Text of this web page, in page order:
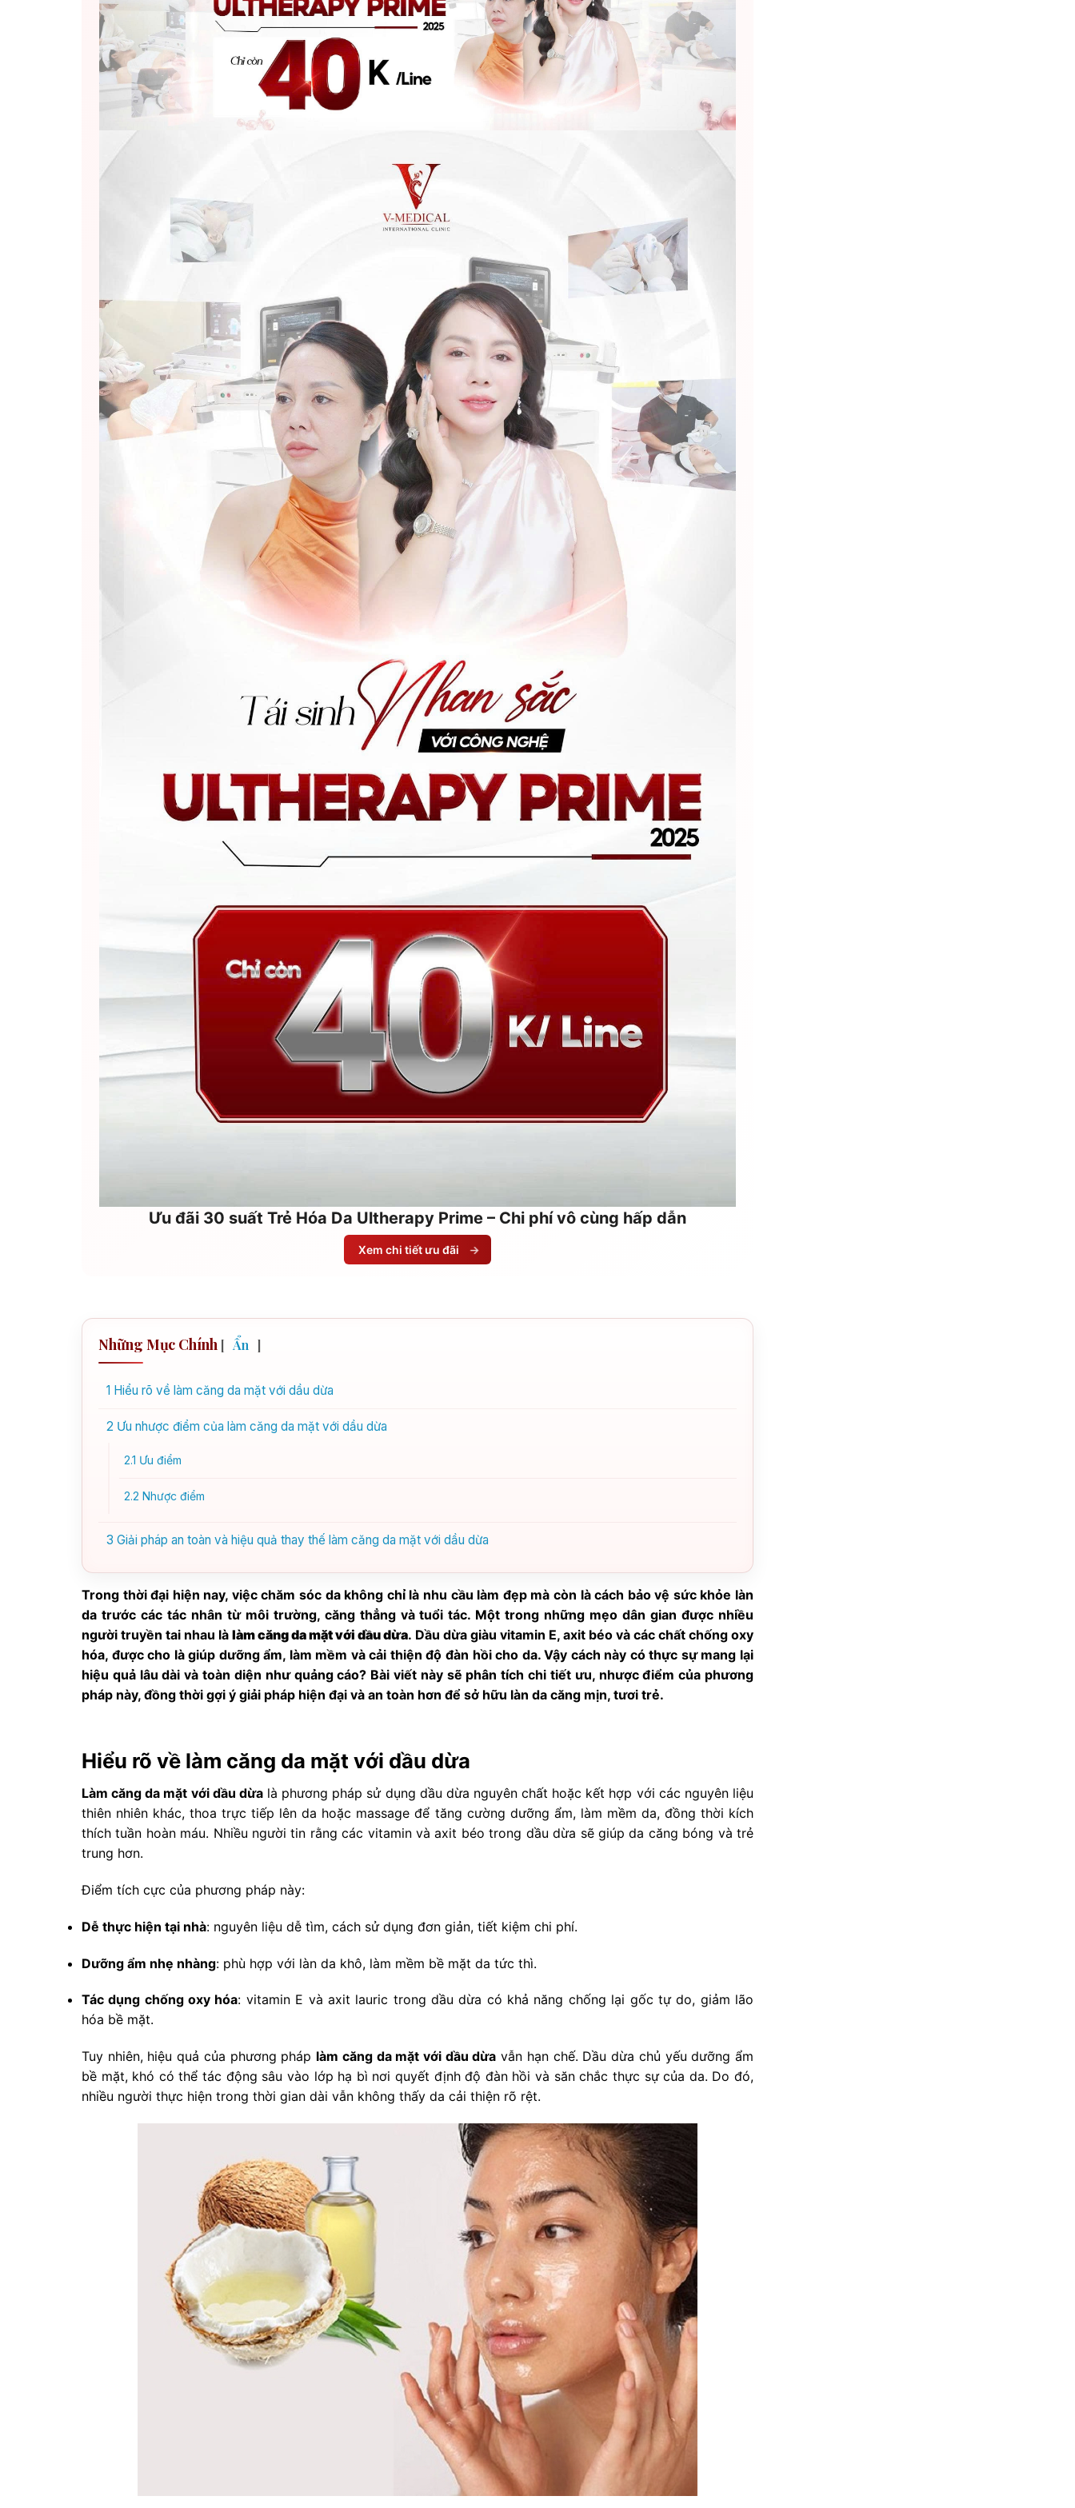
Ưu đãi 30 suất Trẻ Hóa Da Ultherapy Prime – Chi phí vô cùng hấp dẫn
Xem chi tiết ưu đãi →
Những Mục Chính [ Ẩn ]
1 Hiểu rõ về làm căng da mặt với dầu dừa
2 Ưu nhược điểm của làm căng da mặt với dầu dừa
2.1 Ưu điểm
2.2 Nhược điểm
3 Giải pháp an toàn và hiệu quả thay thế làm căng da mặt với dầu dừa
Trong thời đại hiện nay, việc chăm sóc da không chỉ là nhu cầu làm đẹp mà còn là cách bảo vệ sức khỏe làn
da trước các tác nhân từ môi trường, căng thẳng và tuổi tác. Một trong những mẹo dân gian được nhiều
người truyền tai nhau làlàm căng da mặt với dầu dừa. Dầu dừa giàu vitamin E, axit béo và các chất chống oxy
hóa, được cho là giúp dưỡng ẩm, làm mềm và cải thiện độ đàn hồi cho da. Vậy cách này có thực sự mang lại
hiệu quả lâu dài và toàn diện như quảng cáo? Bài viết này sẽ phân tích chi tiết ưu, nhược điểm của phương
pháp này, đồng thời gợi ý giải pháp hiện đại và an toàn hơn để sở hữu làn da căng mịn, tươi trẻ.
Hiểu rõ về làm căng da mặt với dầu dừa
Làm căng da mặt với dầu dừalà phương pháp sử dụng dầu dừa nguyên chất hoặc kết hợp với các nguyên liệu
thiên nhiên khác, thoa trực tiếp lên da hoặc massage để tăng cường dưỡng ẩm, làm mềm da, đồng thời kích
thích tuần hoàn máu. Nhiều người tin rằng các vitamin và axit béo trong dầu dừa sẽ giúp da căng bóng và trẻ
trung hơn.
Điểm tích cực của phương pháp này:
Dễ thực hiện tại nhà: nguyên liệu dễ tìm, cách sử dụng đơn giản, tiết kiệm chi phí.
Dưỡng ẩm nhẹ nhàng: phù hợp với làn da khô, làm mềm bề mặt da tức thì.
Tác dụng chống oxy hóa: vitamin E và axit lauric trong dầu dừa có khả năng chống lại gốc tự do, giảm lão
hóa bề mặt.
Tuy nhiên, hiệu quả của phương pháp làm căng da mặt với dầu dừa vẫn hạn chế. Dầu dừa chủ yếu dưỡng ẩm
bề mặt, khó có thể tác động sâu vào lớp hạ bì nơi quyết định độ đàn hồi và săn chắc thực sự của da. Do đó,
nhiều người thực hiện trong thời gian dài vẫn không thấy da cải thiện rõ rệt.